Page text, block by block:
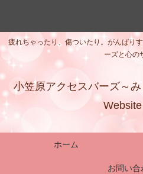
疲れちゃったり、傷ついたり。がんばり
ーズと心の
小笠原アクセスバーズ～
ホーム
お問い合